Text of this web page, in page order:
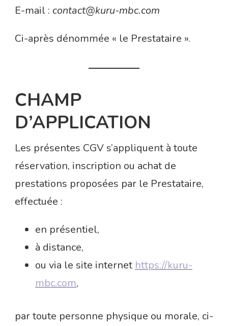
E-mail : contact@kuru-mbc.com
Ci-après dénommée « le Prestataire ».
CHAMP
D’APPLICATION
Les présentes CGV s’appliquent à toute
réservation, inscription ou achat de
prestations proposées par le Prestataire,
effectuée :
en présentiel,
à distance,
ou via le site internet https://kuru-
mbc.com,
par toute personne physique ou morale, ci-